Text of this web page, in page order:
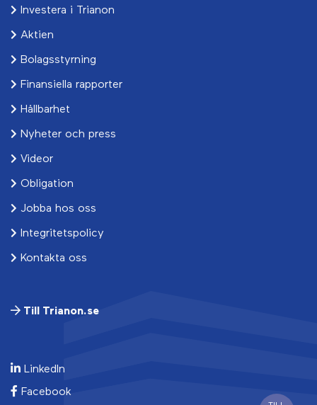
Investera i Trianon
Aktien
Bolagsstyrning
Finansiella rapporter
Hållbarhet
Nyheter och press
Videor
Obligation
Jobba hos oss
Integritetspolicy
Kontakta oss
Till Trianon.se
LinkedIn
Facebook